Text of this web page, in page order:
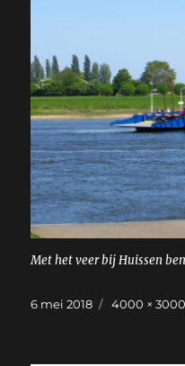
Met het veer bij Huissen
Geplaatst
6 mei 2018
Volledige
4000 × 3000